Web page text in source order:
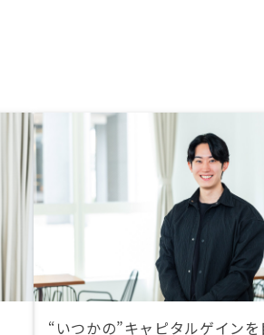
“いつかの”キャピタルゲイン